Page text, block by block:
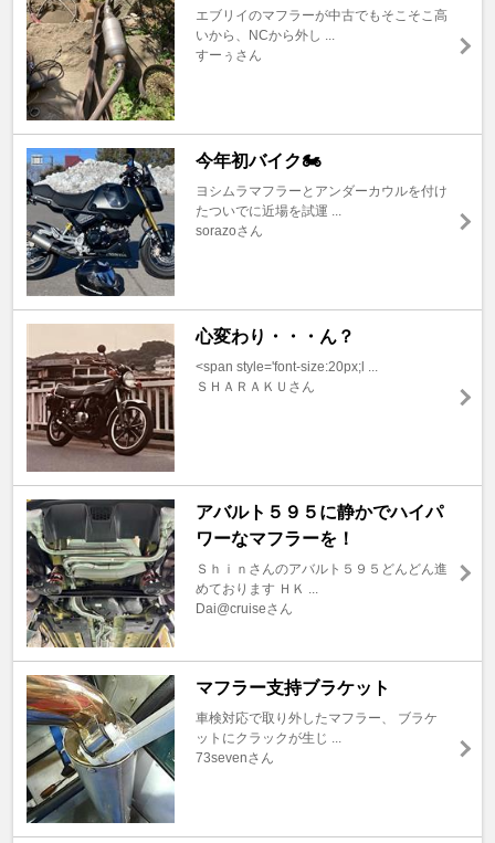
エブリイのマフラーが中古でもそこそこ高
いから、NCから外し ...
すーぅさん
今年初バイク🏍️
ヨシムラマフラーとアンダーカウルを付け
たついでに近場を試運 ...
sorazoさん
心変わり・・・ん？
<span style='font-size:20px;l ...
ＳＨＡＲＡＫＵさん
アバルト５９５に静かでハイパ
ワーなマフラーを！
Ｓｈｉｎさんのアバルト５９５どんどん進
めております ＨＫ ...
Dai@cruiseさん
マフラー支持ブラケット
車検対応で取り外したマフラー、 ブラケ
ットにクラックが生じ ...
73sevenさん